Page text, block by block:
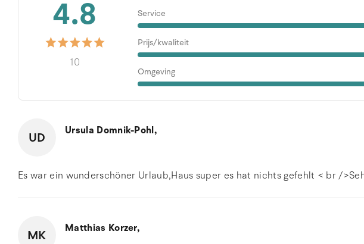
4.8
10
Service
Prijs/kwaliteit
Omgeving
UD Ursula Domnik-Pohl,
Es war ein wunderschöner Urlaub,Haus super es hat nichts gefehlt < br /
MK Matthias Korzer,